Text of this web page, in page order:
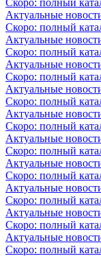
Актуальные
Скоро: полный
Актуальные
Скоро: полный
Актуальные
Скоро: полный
Актуальные
Скоро: полный
Актуальные
Скоро: полный
Актуальные
Скоро: полный
Актуальные
Скоро: полный
Актуальные
Скоро: полный
Актуальные
Скоро: полный
Актуальные
Скоро: полный